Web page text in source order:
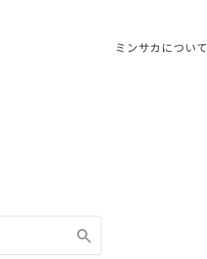
ミンサカについて
search